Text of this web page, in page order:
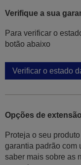
Verifique a sua
Para verificar o
botão abaixo
Verificar o estado
Opções de
Proteja o seu
garantia padrão com
saber mais sobre as